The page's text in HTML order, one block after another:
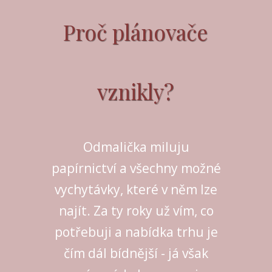
Proč plánovače
vznikly?
Odmalička miluju
papírnictví a všechny možné
vychytávky, které v něm lze
najít. Za ty roky už vím, co
potřebuji a nabídka trhu je
čím dál bídnější - já však